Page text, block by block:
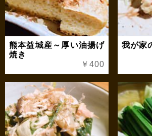
熊本益城産～厚い油揚げ
焼き
￥400
我が家